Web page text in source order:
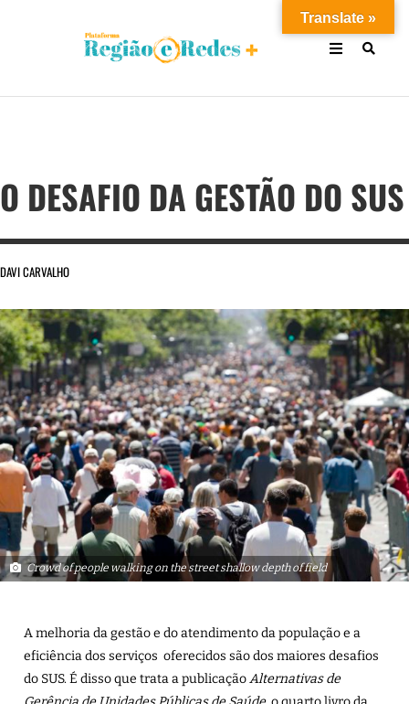
O DESAFIO DA GESTÃO DO SUS
DAVI CARVALHO
Crowd of people walking on the street shallow depth of field
A melhoria da gestão e do atendimento da população e a
eficiência dos serviços oferecidos são dos maiores desafios
do SUS. É disso que trata a publicaçãoAlternativas de
Translate »